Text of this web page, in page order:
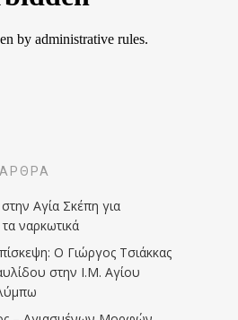
Αγία Σκέπη για
ναρκωτικά
Ο Γιώργος Τσιάκκας
στην Ι.Μ. Αγίου